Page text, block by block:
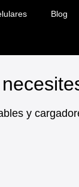
Blog
y